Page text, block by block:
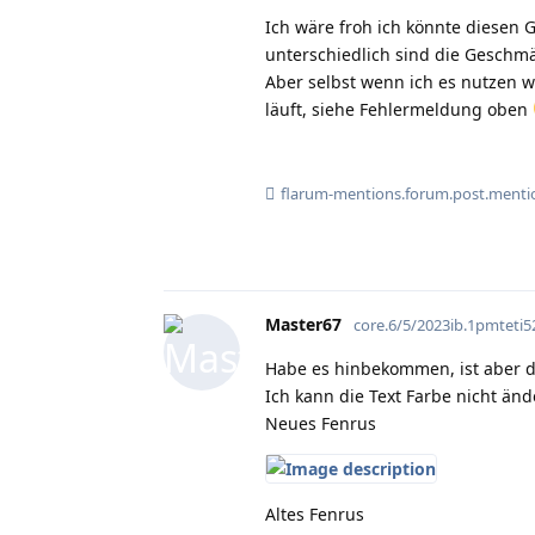
Ich wäre froh ich könnte diesen
unterschiedlich sind die
Aber selbst wenn ich es nutzen
läuft, siehe Fehlermeldung oben
flarum-
Master67 core.6/5/
Habe es hinbekommen, ist aber
Ich kann die Text Farbe nicht
Neues Fenrus
Altes Fenrus